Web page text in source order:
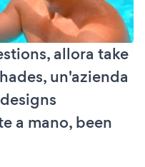
allora take
un'azienda
a mano, been